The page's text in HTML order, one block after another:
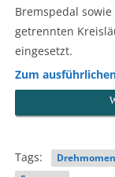
Bremspedal
getrennten
eingesetzt.
Zum
Tags: